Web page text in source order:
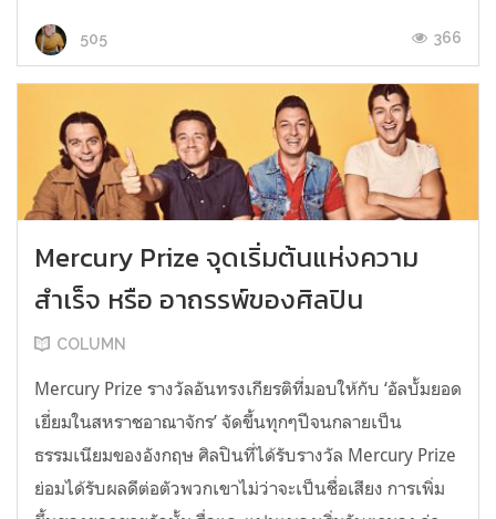
505 366
Mercury Prize จุดเริ่มต้นแห่งความ
สำเร็จ หรือ อาถรรพ์ของศิลปิน
COLUMN
Mercury Prize รางวัลอันทรงเกียรติที่มอบให้กับ ‘อัลบั้มยอด
เยี่ยมในสหราชอาณาจักร’ จัดขึ้นทุกๆปีจนกลายเป็น
ธรรมเนียมของอังกฤษ ศิลปินที่ได้รับรางวัล Mercury Prize
ย่อมได้รับผลดีต่อตัวพวกเขาไม่ว่าจะเป็นชื่อเสียง การเพิ่ม